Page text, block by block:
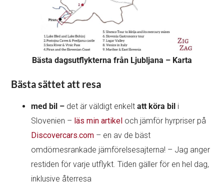
Bästa dagsutflykterna från Ljubljana – Karta
Bästa sättet att resa
med bil – det är väldigt enkeltatt köra bil i
Slovenien – läs min artikel och jämför hyrpriser på
Discovercars.com – en av de bäst
omdömesrankade jämförelsesajterna! – Jag anger
restiden för varje utflykt. Tiden gäller för en hel dag,
inklusive återresa